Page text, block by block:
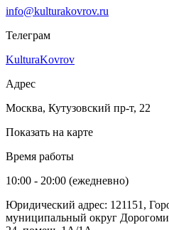
info@kulturakovrov.ru
Телеграм
KulturaKovrov
Адрес
Москва, Кутузовский пр-т, 22
Показать на карте
Время работы
10:00 - 20:00 (ежедневно)
Юридический адрес: 121151,
муниципальный округ